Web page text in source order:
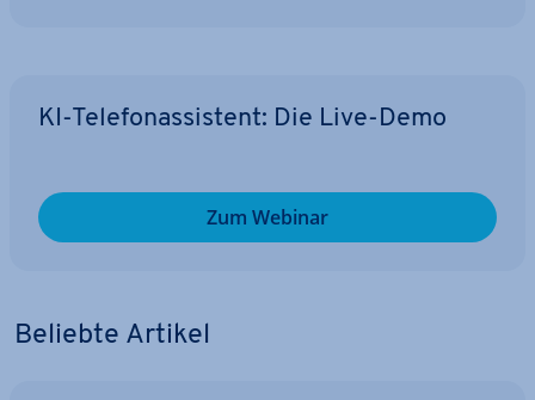
KI-Te­le­fon­as­sis­tent: Die Live-Demo
Zum Webinar
Beliebte Artikel